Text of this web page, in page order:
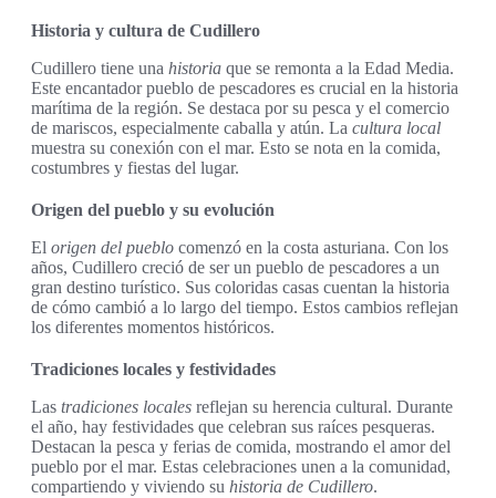
Historia y cultura de Cudillero
Cudillero tiene una historia que se remonta a la Edad Media.
Este encantador pueblo de pescadores es crucial en la historia
marítima de la región. Se destaca por su pesca y el comercio
de mariscos, especialmente caballa y atún. La cultura local
muestra su conexión con el mar. Esto se nota en la comida,
costumbres y fiestas del lugar.
Origen del pueblo y su evolución
El origen del pueblo comenzó en la costa asturiana. Con los
años, Cudillero creció de ser un pueblo de pescadores a un
gran destino turístico. Sus coloridas casas cuentan la historia
de cómo cambió a lo largo del tiempo. Estos cambios reflejan
los diferentes momentos históricos.
Tradiciones locales y festividades
Las tradiciones locales reflejan su herencia cultural. Durante
el año, hay festividades que celebran sus raíces pesqueras.
Destacan la pesca y ferias de comida, mostrando el amor del
pueblo por el mar. Estas celebraciones unen a la comunidad,
compartiendo y viviendo su historia de Cudillero.